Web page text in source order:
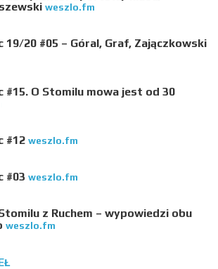
weszlo.fm
19/20 #05 – Góral, Graf, Zajączkowski
#15. O Stomilu mowa jest od 30
#12 weszlo.fm
#03 weszlo.fm
z Ruchem – wypowiedzi obu
weszlo.fm